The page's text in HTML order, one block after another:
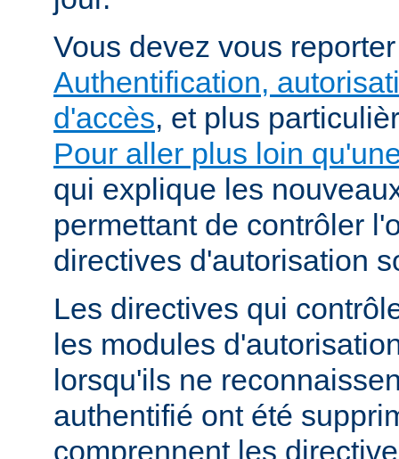
Vous devez vous
Authentification,
d'accès, et plus
Pour aller plus loin
qui explique les
permettant de contrôler
directives d'autorisation
Les directives qui
les modules
lorsqu'ils ne
authentifié ont été
comprennent les